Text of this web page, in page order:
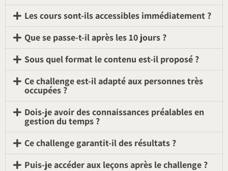
Les cours sont-ils accessibles immédiatement ?
Que se passe-t-il après les 10 jours ?
Sous quel format le contenu est-il proposé ?
Ce challenge est-il adapté aux personnes très
occupées ?
Dois-je avoir des connaissances préalables en
gestion du temps ?
Ce challenge garantit-il des résultats ?
Puis-je accéder aux leçons après le challenge ?